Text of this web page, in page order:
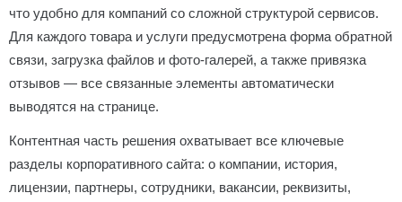
что удобно для компаний со сложной структурой сервисов.
Для каждого товара и услуги предусмотрена форма обратной
связи, загрузка файлов и фото-галерей, а также привязка
отзывов — все связанные элементы автоматически
выводятся на странице.
Контентная часть решения охватывает все ключевые
разделы корпоративного сайта: о компании, история,
лицензии, партнеры, сотрудники, вакансии, реквизиты,